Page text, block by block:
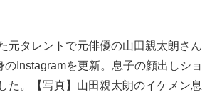
元タレントで元俳優の山田親太朗さん
のInstagramを更新。息子の顔出しショ
た。【写真】山田親太朗のイケメン息